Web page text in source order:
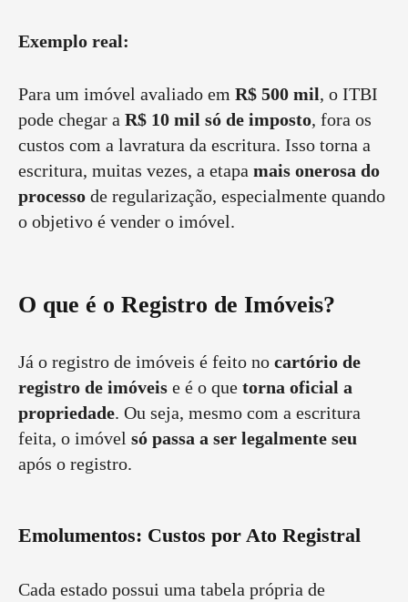
Exemplo real:
Para um imóvel avaliado em R$ 500 mil, o ITBI
pode chegar a R$ 10 mil só de imposto, fora os
custos com a lavratura da escritura. Isso torna a
escritura, muitas vezes, a etapa mais onerosa do
processo de regularização, especialmente quando
o objetivo é vender o imóvel.
O que é o Registro de Imóveis?
Já o registro de imóveis é feito no cartório de
registro de imóveis e é o que torna oficial a
propriedade. Ou seja, mesmo com a escritura
feita, o imóvel só passa a ser legalmente seu
após o registro.
Emolumentos: Custos por Ato Registral
Cada estado possui uma tabela própria de